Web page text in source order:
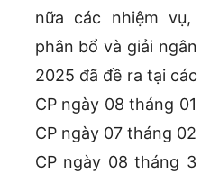
nữa các nhiệm vụ,
phân bổ và giải
2025 đã đề ra tại
CP ngày 08 tháng
CP ngày 07 tháng
CP ngày 08 tháng